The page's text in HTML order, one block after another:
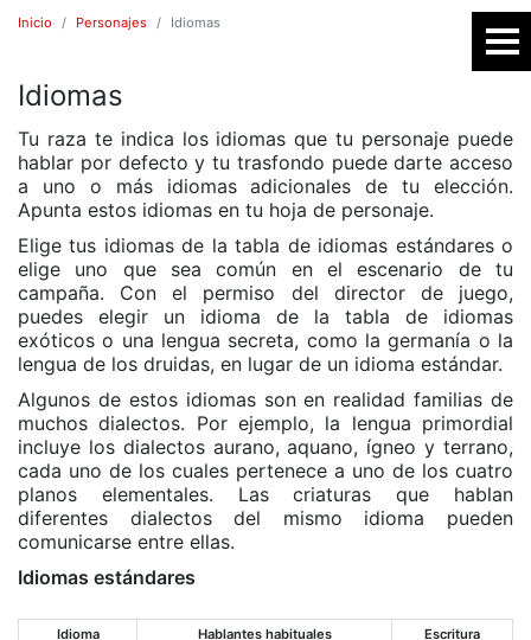
Inicio Personajes Idiomas
Idiomas
Tu raza te indica los idiomas que tu personaje puede
hablar por defecto y tu trasfondo puede darte acceso
a uno o más idiomas adicionales de tu elección.
Apunta estos idiomas en tu hoja de personaje.
Elige tus idiomas de la tabla de idiomas estándares o
elige uno que sea común en el escenario de tu
campaña. Con el permiso del director de juego,
puedes elegir un idioma de la tabla de idiomas
exóticos o una lengua secreta, como la germanía o la
lengua de los druidas, en lugar de un idioma estándar.
Algunos de estos idiomas son en realidad familias de
muchos dialectos. Por ejemplo, la lengua primordial
incluye los dialectos aurano, aquano, ígneo y terrano,
cada uno de los cuales pertenece a uno de los cuatro
planos elementales. Las criaturas que hablan
diferentes dialectos del mismo idioma pueden
comunicarse entre ellas.
Idiomas estándares
Idioma Hablantes habituales
Escritura